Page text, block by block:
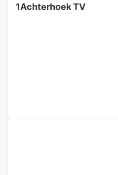
1Achterhoek TV